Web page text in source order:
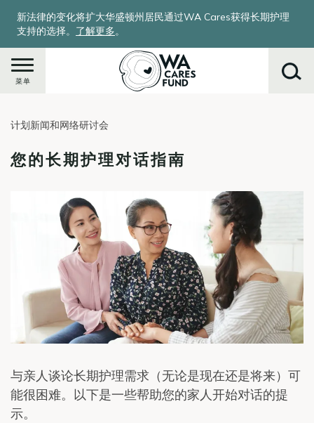
新法律的变化将扩大华盛顿州居民通过WA Cares获得长期护理
支持的选择。 了解更多。
菜单
索
计划新闻和网络研讨会
您的长期护理对话指南
与亲人谈论长期护理需求（无论是现在还是将来）可
能很困难。以下是一些帮助您的家人开始对话的提
示。